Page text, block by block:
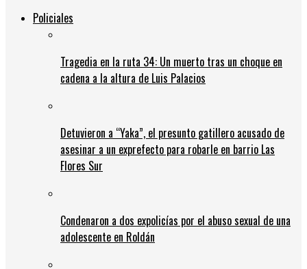
Policiales
Tragedia en la ruta 34: Un muerto tras un choque en
cadena a la altura de Luis Palacios
Detuvieron a “Yaka”, el presunto gatillero acusado de
asesinar a un exprefecto para robarle en barrio Las
Flores Sur
Condenaron a dos expolicías por el abuso sexual de una
adolescente en Roldán